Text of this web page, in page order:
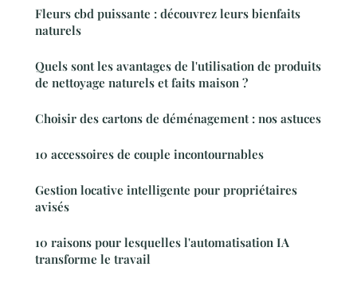
Fleurs cbd puissante : découvrez leurs bienfaits
naturels
Quels sont les avantages de l'utilisation de produits
de nettoyage naturels et faits maison ?
Choisir des cartons de déménagement : nos astuces
10 accessoires de couple incontournables
Gestion locative intelligente pour propriétaires
avisés
10 raisons pour lesquelles l'automatisation IA
transforme le travail